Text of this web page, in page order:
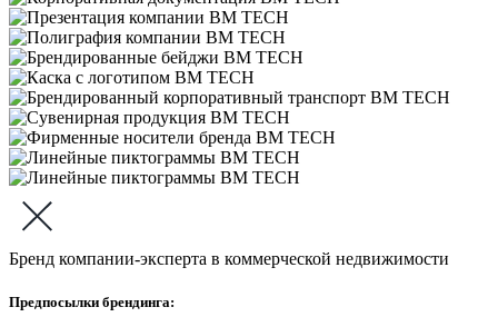
Бренд компании-эксперта в коммерческой недвижимости
Предпосылки брендинга: